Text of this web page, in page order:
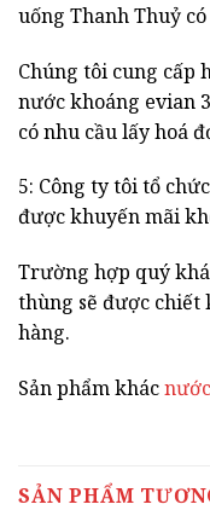
uống Thanh Thuỷ
Chúng tôi cung cấp
nước khoáng evian
có nhu cầu lấy hoá
5: Công ty tôi tổ
được khuyến mãi
Trường hợp quý
thùng sẽ được
hàng.
Sản phẩm khác
SẢN PHẨM